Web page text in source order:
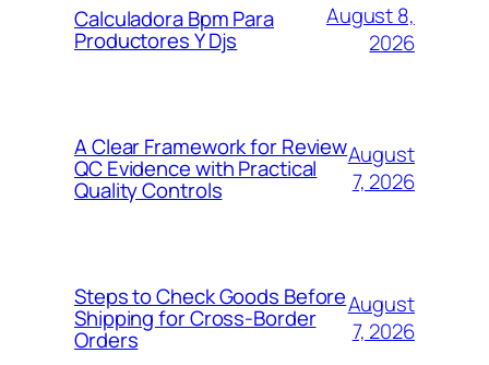
Calculadora Bpm Para
Productores Y Djs
August 8,
2026
A Clear Framework for Review
QC Evidence with Practical
Quality Controls
August
7, 2026
Steps to Check Goods Before
Shipping for Cross-Border
Orders
August
7, 2026